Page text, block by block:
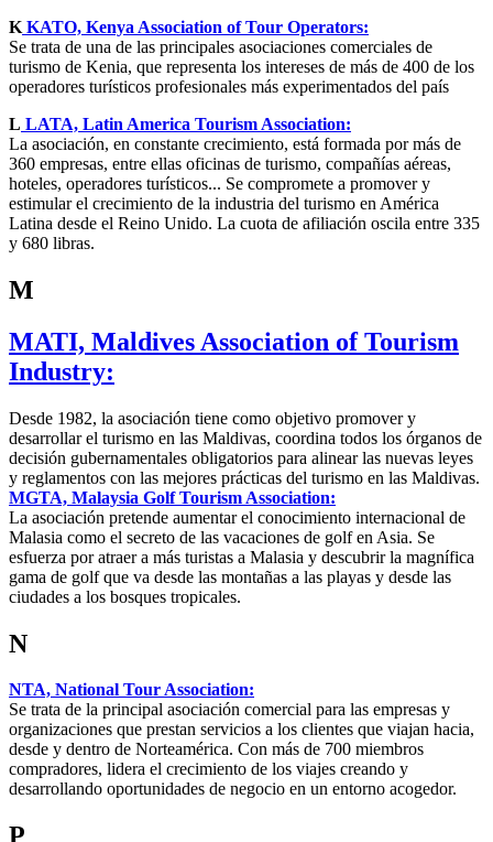
K KATO, Kenya Association of Tour Operators:
Se trata de una de las principales asociaciones comerciales de
turismo de Kenia, que representa los intereses de más de 400 de los
operadores turísticos profesionales más experimentados del país
L LATA, Latin America Tourism Association:
La asociación, en constante crecimiento, está formada por más de
360 empresas, entre ellas oficinas de turismo, compañías aéreas,
hoteles, operadores turísticos... Se compromete a promover y
estimular el crecimiento de la industria del turismo en América
Latina desde el Reino Unido. La cuota de afiliación oscila entre 335
y 680 libras.
M
MATI, Maldives Association of Tourism
Industry:
Desde 1982, la asociación tiene como objetivo promover y
desarrollar el turismo en las Maldivas, coordina todos los órganos de
decisión gubernamentales obligatorios para alinear las nuevas leyes
y reglamentos con las mejores prácticas del turismo en las Maldivas.
MGTA, Malaysia Golf Tourism Association:
La asociación pretende aumentar el conocimiento internacional de
Malasia como el secreto de las vacaciones de golf en Asia. Se
esfuerza por atraer a más turistas a Malasia y descubrir la magnífica
gama de golf que va desde las montañas a las playas y desde las
ciudades a los bosques tropicales.
N
NTA, National Tour Association:
Se trata de la principal asociación comercial para las empresas y
organizaciones que prestan servicios a los clientes que viajan hacia,
desde y dentro de Norteamérica. Con más de 700 miembros
compradores, lidera el crecimiento de los viajes creando y
desarrollando oportunidades de negocio en un entorno acogedor.
P